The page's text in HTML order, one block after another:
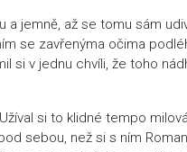
a jemně, až se tomu sám
se zavřenýma očima
si v jednu chvíli, že toho
si to klidné tempo
sebou, než si s ním